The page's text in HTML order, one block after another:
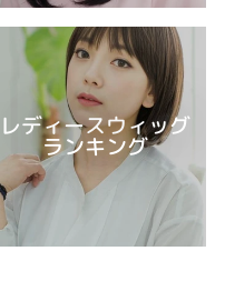
レディースウィッグ
ランキング